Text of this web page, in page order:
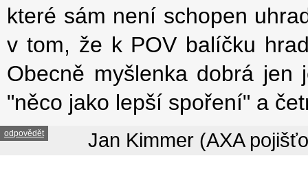
které sám není schopen
v tom, že k POV balíčku
Obecně myšlenka dobrá
"něco jako lepší spoření" a
odpovědět Jan Kimmer (AXA